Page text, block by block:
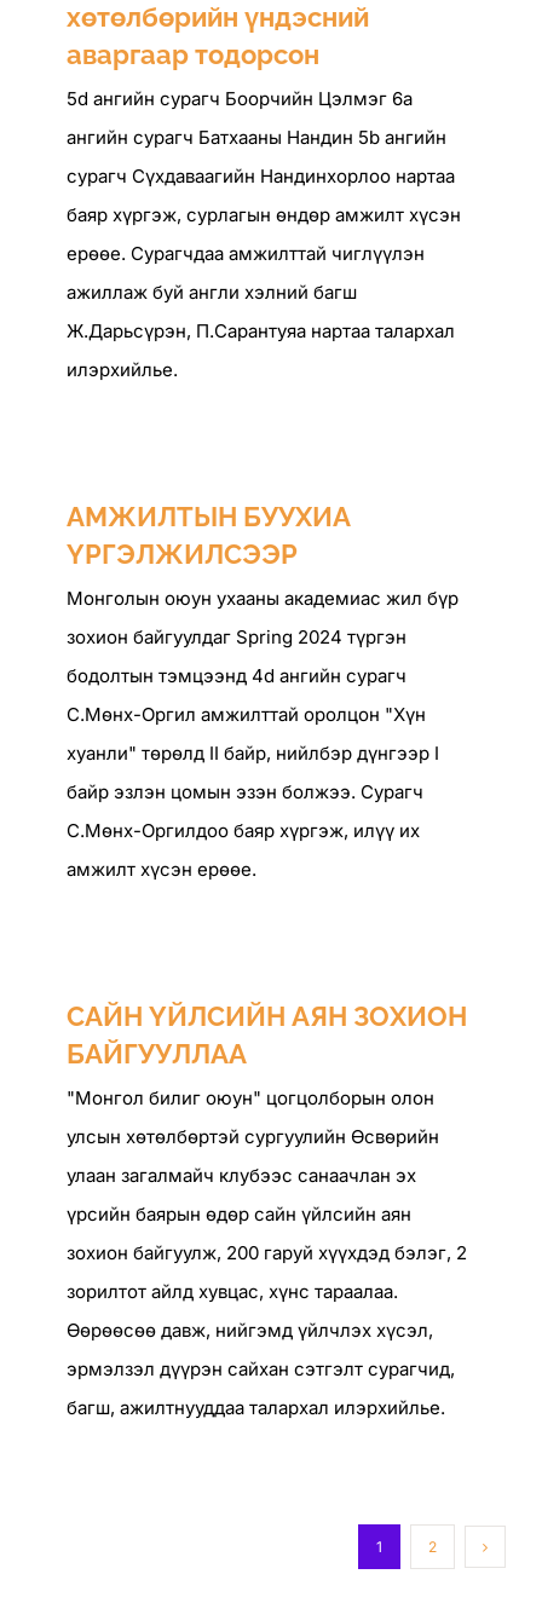
хөтөлбөрийн үндэсний
аваргаар тодорсон
5d ангийн сурагч Боорчийн Цэлмэг 6а
ангийн сурагч Батхааны Нандин 5b ангийн
сурагч Сүхдаваагийн Нандинхорлоо нартаа
баяр хүргэж, сурлагын өндөр амжилт хүсэн
ерөөе. Сурагчдаа амжилттай чиглүүлэн
ажиллаж буй англи хэлний багш
Ж.Дарьсүрэн, П.Сарантуяа нартаа талархал
илэрхийлье.
АМЖИЛТЫН БУУХИА
ҮРГЭЛЖИЛСЭЭР
Монголын оюун ухааны академиас жил бүр
зохион байгуулдаг Spring 2024 түргэн
бодолтын тэмцээнд 4d ангийн сурагч
С.Мөнх-Оргил амжилттай оролцон "Хүн
хуанли" төрөлд II байр, нийлбэр дүнгээр I
байр эзлэн цомын эзэн болжээ. Сурагч
С.Мөнх-Оргилдоо баяр хүргэж, илүү их
амжилт хүсэн ерөөе.
САЙН ҮЙЛСИЙН АЯН ЗОХИОН
БАЙГУУЛЛАА
"Монгол билиг оюун" цогцолборын олон
улсын хөтөлбөртэй сургуулийн Өсвөрийн
улаан загалмайч клубээс санаачлан эх
үрсийн баярын өдөр сайн үйлсийн аян
зохион байгуулж, 200 гаруй хүүхдэд бэлэг, 2
зорилтот айлд хувцас, хүнс тараалаа.
Өөрөөсөө давж, нийгэмд үйлчлэх хүсэл,
эрмэлзэл дүүрэн сайхан сэтгэлт сурагчид,
багш, ажилтнууддаа талархал илэрхийлье.
1 2